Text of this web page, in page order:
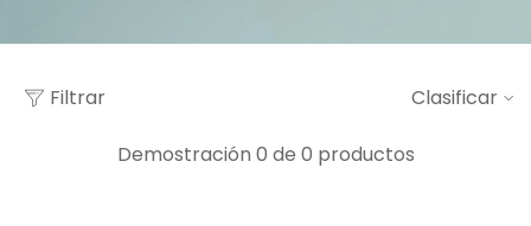
Filtrar Clasificar
Demostración 0 de 0 productos